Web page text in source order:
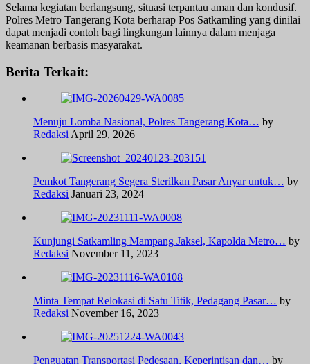
Selama kegiatan berlangsung, situasi terpantau aman dan kondusif.
Polres Metro Tangerang Kota berharap Pos Satkamling yang dinilai
dapat menjadi contoh bagi lingkungan lainnya dalam menjaga
keamanan berbasis masyarakat.
Berita Terkait:
Menuju Lomba Nasional, Polres Tangerang Kota… by
Redaksi April 29, 2026
Pemkot Tangerang Segera Sterilkan Pasar Anyar untuk… by
Redaksi Januari 23, 2024
Kunjungi Satkamling Mampang Jaksel, Kapolda Metro… by
Redaksi November 11, 2023
Minta Tempat Relokasi di Satu Titik, Pedagang Pasar… by
Redaksi November 16, 2023
Penguatan Transportasi Pedesaan, Keperintisan dan… by